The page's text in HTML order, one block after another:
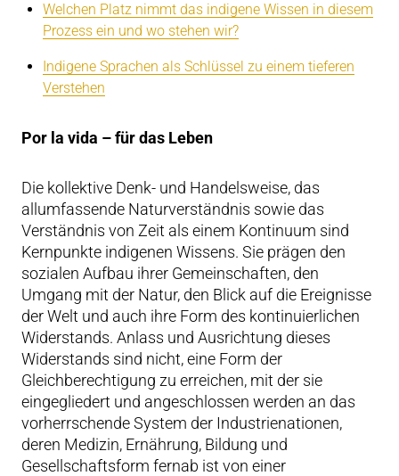
Welchen Platz nimmt das indigene Wissen in diesem
Prozess ein und wo stehen wir?
Indigene Sprachen als Schlüssel zu einem tieferen
Verstehen
Por la vida – für das Leben
Die kollektive Denk- und Handelsweise, das
allumfassende Naturverständnis sowie das
Verständnis von Zeit als einem Kontinuum sind
Kernpunkte indigenen Wissens. Sie prägen den
sozialen Aufbau ihrer Gemeinschaften, den
Umgang mit der Natur, den Blick auf die Ereignisse
der Welt und auch ihre Form des kontinuierlichen
Widerstands. Anlass und Ausrichtung dieses
Widerstands sind nicht, eine Form der
Gleichberechtigung zu erreichen, mit der sie
eingegliedert und angeschlossen werden an das
vorherrschende System der Industrienationen,
deren Medizin, Ernährung, Bildung und
Gesellschaftsform fernab ist von einer